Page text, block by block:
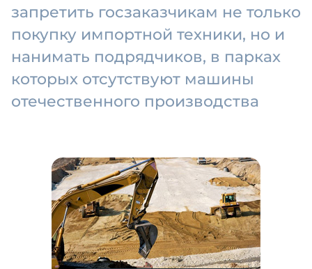
запретить госзаказчикам не только
покупку импортной техники, но и
нанимать подрядчиков, в парках
которых отсутствуют машины
отечественного производства